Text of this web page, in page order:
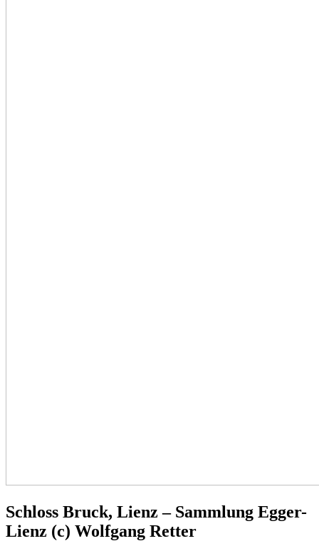
Schloss Bruck, Lienz – Sammlung Egger-
Lienz (c) Wolfgang Retter